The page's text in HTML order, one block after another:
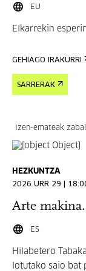
EU
Elkarrekin
GEHIAGO IRAKURRI
SARRERAK
Izen-emateak
HEZKUNTZA
2026 URR 29 |
Arte
ES
Hilabetero
lotutako saio bat